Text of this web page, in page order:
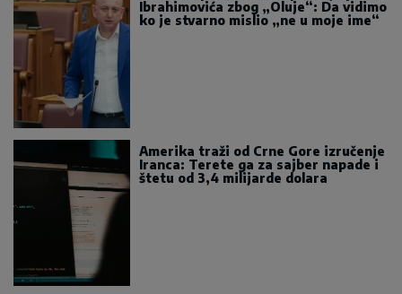
Ibrahimovića zbog „Oluje“: Da vidimo
ko je stvarno mislio „ne u moje ime“
Amerika traži od Crne Gore izručenje
Iranca: Terete ga za sajber napade i
štetu od 3,4 milijarde dolara